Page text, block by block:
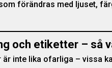
förändras med ljuset,
och etiketter – så
är inte lika ofarliga – vissa